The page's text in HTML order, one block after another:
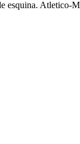
Atletico-